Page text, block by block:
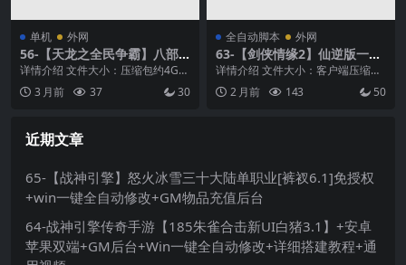
单机 外网
56-【天龙之全民争霸】八部
天龙怀旧版本+VM单机一键端
视频教程+GM工具
详情介绍 文件大小：压缩包约4G
支持系统：win7、win10、win11
硬...3 月前 37 30
全自动脚本 外网
63-【剑侠情缘2】仙逆版一键
全自动外网搭建
详情介绍 文件大小：客户端压缩包
约2G 支持系统：win7、win10、wi
n1...2 月前 143 50
近期文章
65-【战神引擎】怒火冰雪三十大陆单职业[裤衩6.1]免授权
+win一键全自动修改+GM物品充值后台
64-战神引擎传奇手游【185朱雀合击新UI白猪3.1】+安卓
苹果双端+GM后台+Win一键全自动修改+详细搭建教程+通